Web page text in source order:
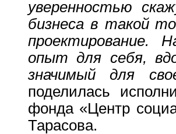
уверенностью
бизнеса в такой
проектирование.
опыт для себя,
значимый для
поделилась
фонда «Центр
Тарасова.